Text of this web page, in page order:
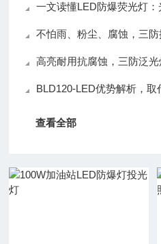
一文读懂LED防爆荧光灯
不怕雨、粉尘、腐蚀，三
高亮耐用抗腐蚀，三防泛光
BLD120-LED优势解析，
查看全部